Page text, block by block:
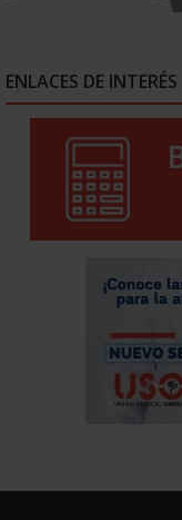
ENLACES DE INTERÉS